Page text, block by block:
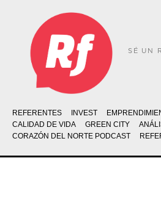
SÉ UN
REFERENTES INVEST
CALIDAD DE VIDA
GREEN CITY
CORAZÓN DEL NORTE PODCAST